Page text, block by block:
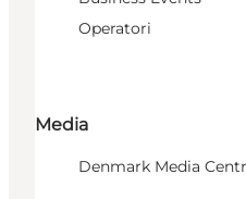
Operatori
Media
Denmark Media